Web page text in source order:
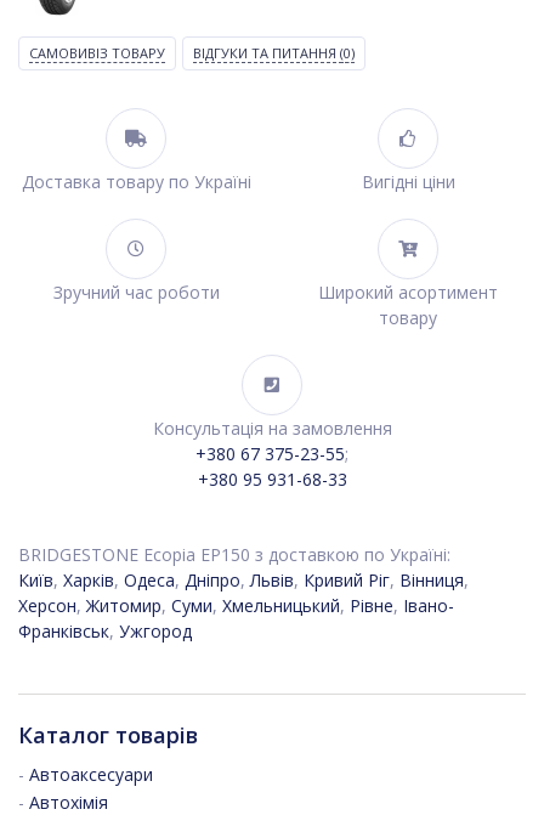
САМОВИВІЗ ТОВАРУ ВІДГУКИ ТА ПИТАННЯ (0)
Доставка товару по Україні Вигідні ціни
Зручний час роботи
Широкий асортимент
товару
Консультація на замовлення
+380 67 375-23-55;
+380 95 931-68-33
BRIDGESTONE Ecopia EP150 з доставкою по Україні:
Київ, Харків, Одеса, Дніпро, Львів, Кривий Ріг, Вінниця,
Херсон, Житомир, Суми, Хмельницький, Рівне, Івано-
Франківськ, Ужгород
Каталог товарів
- Автоаксесуари
- Автохімія